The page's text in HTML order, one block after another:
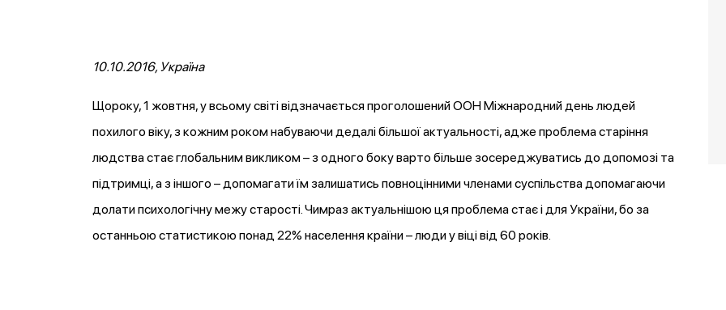
10.10.2016, Україна
Щороку, 1 жовтня, у всьому світі відзначається проголошений ООН Міжнародний день людей
похилого віку, з кожним роком набуваючи дедалі більшої актуальності, адже проблема старіння
людства стає глобальним викликом – з одного боку варто більше зосереджуватись до допомозі та
підтримці, а з іншого – допомагати їм залишатись повноцінними членами суспільства допомагаючи
долати психологічну межу старості. Чимраз актуальнішою ця проблема стає і для України, бо за
останньою статистикою понад 22% населення країни – люди у віці від 60 років.